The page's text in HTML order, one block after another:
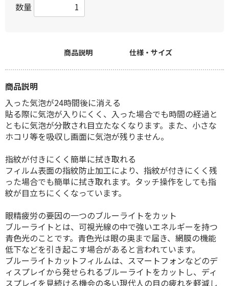
数量
商品説明 仕様・サイズ
商品説明
入った気泡が24時間後に消える
貼る際に気泡が入りにくく、入った場合でも時間の経過と
ともに気泡が分散され目立たなくなります。また、小さな
ホコリ等を吸収し画面に気泡が残りません。
指紋が付きにくく簡単に拭き取れる
フィルム表面の指紋防止加工により、指紋が付きにくく残
った場合でも簡単に拭き取れます。タッチ操作をしても指
紋が目立ちにくくなっています。
眼精疲労の要因の一つのブルーライトをカット
ブルーライトとは、可視光線の中で強いエネルギーを持つ
青色光のことです。青色光は眼の奥まで届き、網膜の機能
低下などを引き起こす場合があると言われています。
ブルーライトカットフィルムは、スマートフォンなどのデ
ィスプレイから発せられるブルーライトをカットし、ディ
スプレイを見続ける機会の多い現代人の目の疲れを軽減し